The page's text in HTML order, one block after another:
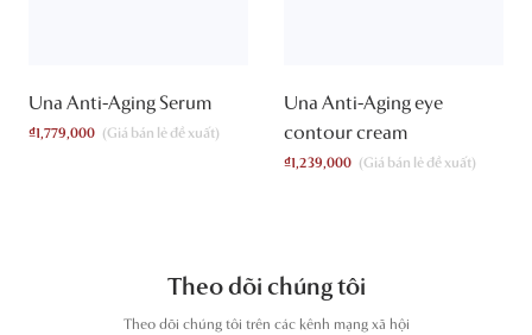
Una Anti-Aging Serum
₫1,779,000
Una Anti-Aging eye
contour cream
₫1,239,000
Theo dõi chúng tôi
Theo dõi chúng tôi trên các kênh mạng xã hội